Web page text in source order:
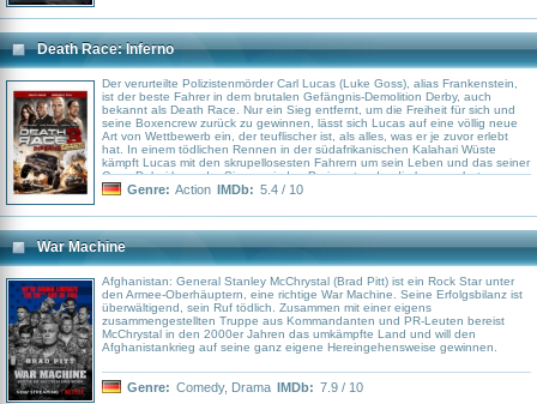
dieses Mal kämpfen sie gegeneinander!
Death Race: Inferno
Der verurteilte Polizistenmörder Carl Lucas (Luke Goss), alias Frankenstein,
ist der beste Fahrer in dem brutalen Gefängnis-Demolition Derby, auch
bekannt als Death Race. Nur ein Sieg entfernt, um die Freiheit für sich und
seine Boxencrew zurück zu gewinnen, lässt sich Lucas auf eine völlig neue
Art von Wettbewerb ein, der teuflischer ist, als alles, was er je zuvor erlebt
hat. In einem tödlichen Rennen in der südafrikanischen Kalahari Wüste
kämpft Lucas mit den skrupellosesten Fahrern um sein Leben und das seiner
Crew. Dabei kann der Sieg um jeden Preis entweder die langersehnte
Freiheit oder auch seinen Tod bedeuten.
Genre: Action IMDb: 5.4 / 10
War Machine
Afghanistan: General Stanley McChrystal (Brad Pitt) ist ein Rock Star unter
den Armee-Oberhäuptern, eine richtige War Machine. Seine Erfolgsbilanz ist
überwältigend, sein Ruf tödlich. Zusammen mit einer eigens
zusammengestellten Truppe aus Kommandanten und PR-Leuten bereist
McChrystal in den 2000er Jahren das umkämpfte Land und will den
Afghanistankrieg auf seine ganz eigene Hereingehensweise gewinnen.
Genre: Comedy, Drama IMDb: 7.9 / 10